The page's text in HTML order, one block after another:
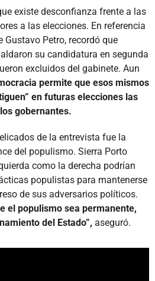
existe desconfianza frente a las
a las elecciones. En referencia
Gustavo Petro, recordó que
su candidatura en segunda
excluidos del gabinete. Aun
permite que esos mismos
en futuras elecciones las
gobernantes.
de la entrevista fue la
del populismo. Sierra Porto
como la derecha podrían
populistas para mantenerse
de sus adversarios políticos.
el populismo sea permanente,
del Estado”, aseguró.